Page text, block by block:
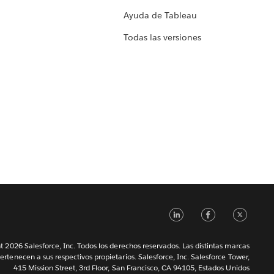
Ayuda de Tableau
Todas las versiones
LinkedIn
2026 Salesforce, Inc. Todos los derechos reservados. Las distintas marcas
a sus respectivos propietarios. Salesforce, Inc. Salesforce Tower,
415 Mission Street, 3rd Floor, San Francisco, CA 94105, Estados Unidos